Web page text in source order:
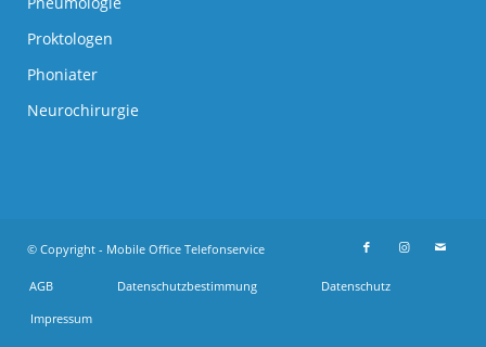
Proktologen
Phoniater
Neurochirurgie
© Copyright - Mobile Office Telefonservice
AGB Datenschutzbestimmung
Datenschutz
Impressum